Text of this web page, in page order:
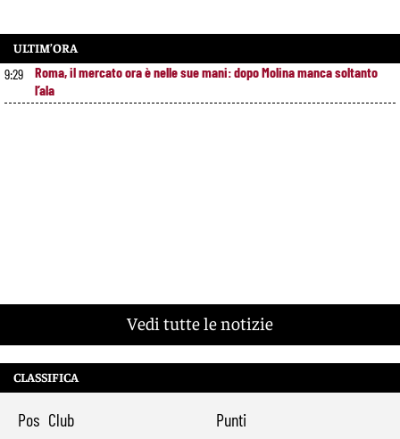
ULTIM’ORA
9:29
Roma, il mercato ora è nelle sue mani: dopo Molina manca soltanto
l’ala
Vedi tutte le notizie
CLASSIFICA
Pos Club Punti